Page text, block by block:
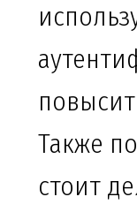
Также
стоит